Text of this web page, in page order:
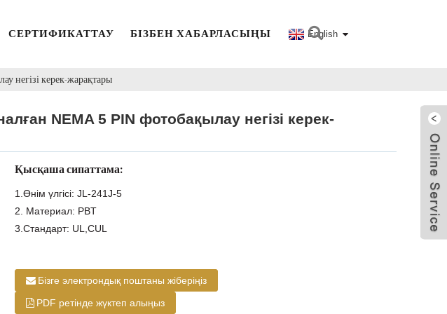
СЕРТИФИКАТТАУ БІЗБЕН ХАБАРЛАСЫҢЫ English
негізі керек-жарақтары
NEMA 5 PIN фотобақылау негізі керек-
Қысқаша сипаттама:
1.Өнім үлгісі: JL-241J-5
2. Материал: PBT
3.Стандарт: UL,CUL
Бізге электрондық поштаны жіберіңіз
PDF ретінде жүктеп алыңыз